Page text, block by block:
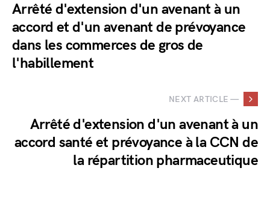
Arrêté d'extension d'un avenant à un
accord et d'un avenant de prévoyance
dans les commerces de gros de
l'habillement
NEXT ARTICLE —
Arrêté d'extension d'un avenant à un
accord santé et prévoyance à la CCN de
la répartition pharmaceutique